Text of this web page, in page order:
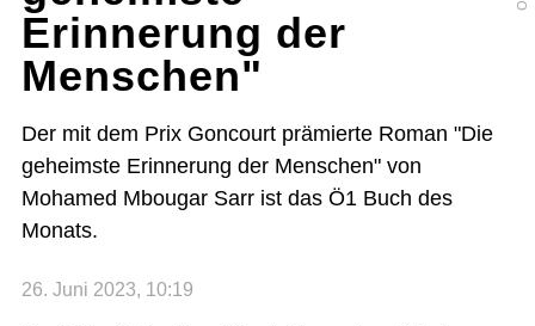
Erinnerung der
Menschen"
Der mit dem Prix Goncourt prämierte Roman "Die
geheimste Erinnerung der Menschen" von
Mohamed Mbougar Sarr ist das Ö1 Buch des
Monats.
26. Juni 2023, 10:19